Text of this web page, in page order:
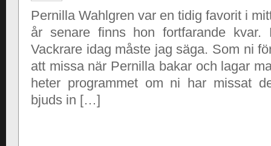
Pernilla Wahlgren var en tidig favorit i
år senare finns hon fortfarande kvar.
Vackrare idag måste jag säga. Som ni
att missa när Pernilla bakar och lagar
heter programmet om ni har missat
bjuds in […]